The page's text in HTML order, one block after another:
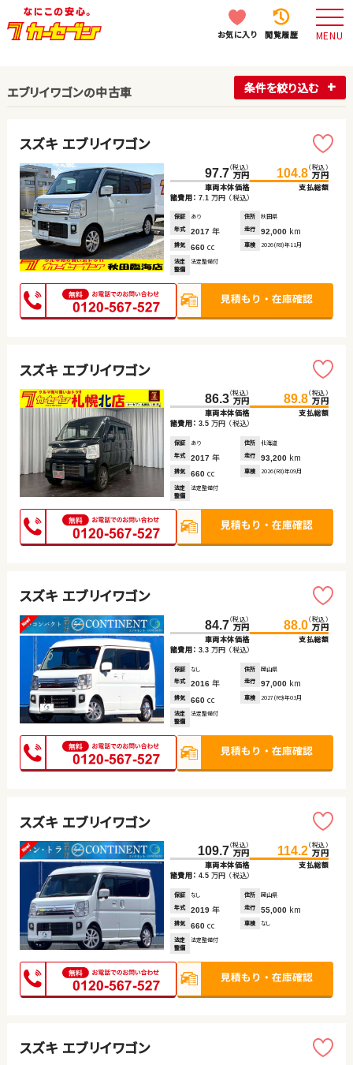
お気に入り 閲覧履歴 MENU
エブリイワゴンの中古車 条件を絞り込む
スズキ エブリイワゴン
97.7（税込）
万円
車両本体価格
104.8（税込）
万円
支払総額
諸費用： 7.1 万円 （税込）
保証 あり 住所
秋田県
年式
2017 年 走行 92,000 km
排気 660 cc 車検 2026(R8)年11月
法定
整備
法定整備付
スズキ エブリイワゴン
86.3（税込）
万円
車両本体価格
89.8（税込）
万円
支払総額
諸費用： 3.5 万円 （税込）
保証 あり 住所
北海道
年式
2017 年 走行 93,200 km
排気 660 cc 車検 2026(R8)年09月
法定
整備
法定整備付
スズキ エブリイワゴン
84.7（税込）
万円
車両本体価格
88.0（税込）
万円
支払総額
諸費用： 3.3 万円 （税込）
保証 なし 住所
岡山県
年式
2016 年 走行 97,000 km
排気 660 cc 車検 2027(R9)年03月
法定
整備
法定整備付
スズキ エブリイワゴン
109.7（税込）
万円
車両本体価格
114.2（税込）
万円
支払総額
諸費用： 4.5 万円 （税込）
保証 なし 住所
岡山県
年式
2019 年 走行 55,000 km
排気 660 cc 車検 なし
法定
整備
法定整備付
スズキ エブリイワゴン